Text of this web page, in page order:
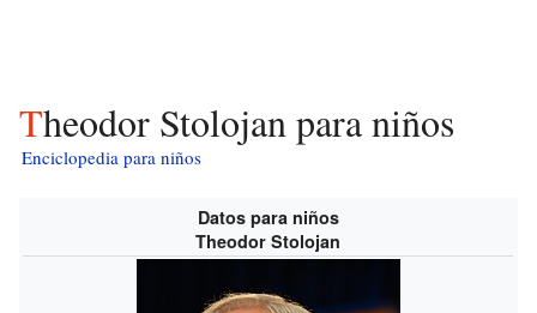
Theodor Stolojan para niños
Enciclopedia para niños
Datos para niños
Theodor Stolojan